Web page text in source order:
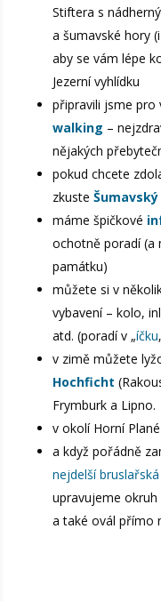
Stiftera s
a šumavské hory
aby se vám lépe
Jezerní vyhlídku
připravili jsme pro
walking –
nějakých
pokud chcete
zkuste
máme špičkové
ochotně poradí (a
památku)
můžete si v
vybavení – kolo,
atd. (poradí v „íčku
v zimě můžete
Hochficht
Frymburk a Lipno.
v okolí Horní
a když pořádně
nejdelší
upravujeme okruh
a také ovál přímo